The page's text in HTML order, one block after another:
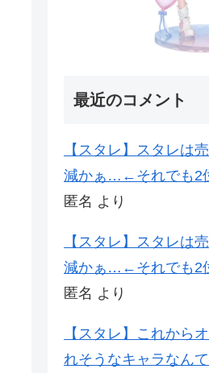
最近のコメント
【スタレ】スタレは
減かぁ…←それでも2
匿名 より
【スタレ】スタレは
減かぁ…←それでも2
匿名 より
【スタレ】これから
れそうなキャラなん